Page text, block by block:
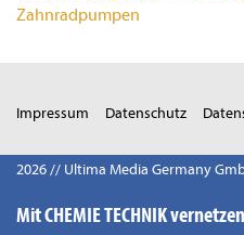
Zahnradpumpen
Impressum Datenschutz
2026 // Ultima Media Germany
Mit CHEMIE TECHNIK vernetzen